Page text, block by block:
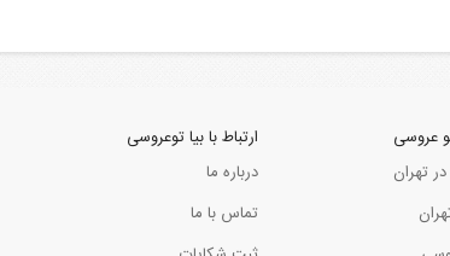
عروسی
تهران
ارتباط با بیا توعروسی
درباره ما
تماس با ما